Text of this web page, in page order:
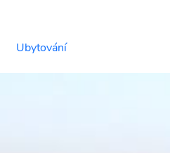
Ubytování